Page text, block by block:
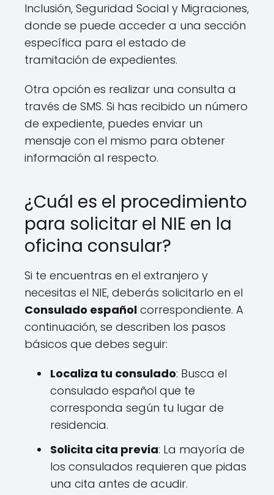
Inclusión, Seguridad Social y Migraciones,
donde se puede acceder a una sección
específica para el estado de
tramitación de expedientes.
Otra opción es realizar una consulta a
través de SMS. Si has recibido un número
de expediente, puedes enviar un
mensaje con el mismo para obtener
información al respecto.
¿Cuál es el procedimiento
para solicitar el NIE en la
oficina consular?
Si te encuentras en el extranjero y
necesitas el NIE, deberás solicitarlo en el
Consulado español correspondiente. A
continuación, se describen los pasos
básicos que debes seguir:
Localiza tu consulado: Busca el
consulado español que te
corresponda según tu lugar de
residencia.
Solicita cita previa: La mayoría de
los consulados requieren que pidas
una cita antes de acudir.